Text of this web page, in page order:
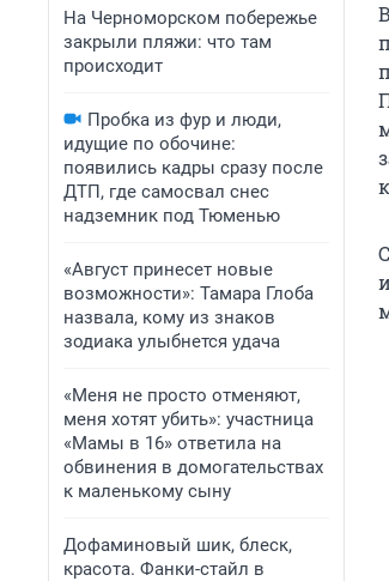
На Черноморском побережье
закрыли пляжи: что там
происходит
Пробка из фур и люди,
идущие по обочине:
появились кадры сразу после
ДТП, где самосвал снес
надземник под Тюменью
«Август принесет новые
возможности»: Тамара Глоба
назвала, кому из знаков
зодиака улыбнется удача
«Меня не просто отменяют,
меня хотят убить»: участница
«Мамы в 16» ответила на
обвинения в домогательствах
к маленькому сыну
Дофаминовый шик, блеск,
красота. Фанки-стайл в